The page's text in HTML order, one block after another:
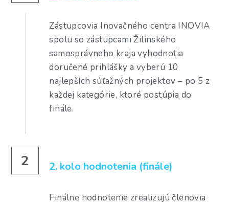
Zástupcovia Inovačného centra INOVIA
spolu so zástupcami Žilinského
samosprávneho kraja vyhodnotia
doručené prihlášky a vyberú 10
najlepších súťažných projektov – po 5 z
každej kategórie, ktoré postúpia do
finále.
2 2. kolo hodnotenia (finále)
Finálne hodnotenie zrealizujú členovia